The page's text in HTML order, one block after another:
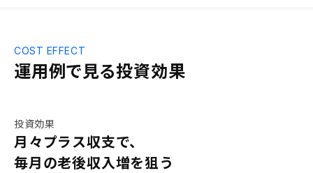
運用例で見る投資効果
COST EFFECT
投資効果
月々プラス収支で、
毎月の老後収入増を狙う